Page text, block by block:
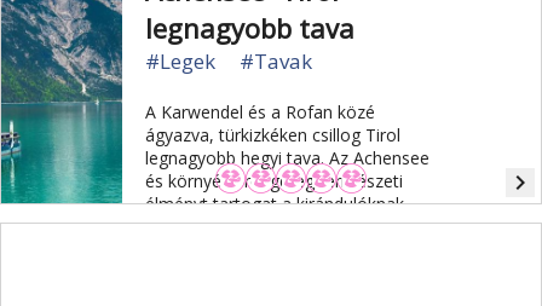
legnagyobb tava
#Legek #Tavak
A Karwendel és a Rofan közé
ágyazva, türkizkéken csillog Tirol
legnagyobb hegyi tava. Az Achensee
és környéke rengeteg természeti
élményt tartogat a kirándulóknak.
navigate_next